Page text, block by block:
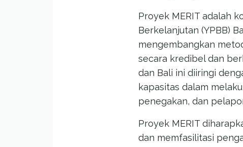
Proyek MERIT adalah
Berkelanjutan (YPBB)
mengembangkan
secara kredibel dan
dan Bali ini diiringi
kapasitas dalam
penegakan, dan
Proyek MERIT
dan memfasilitasi